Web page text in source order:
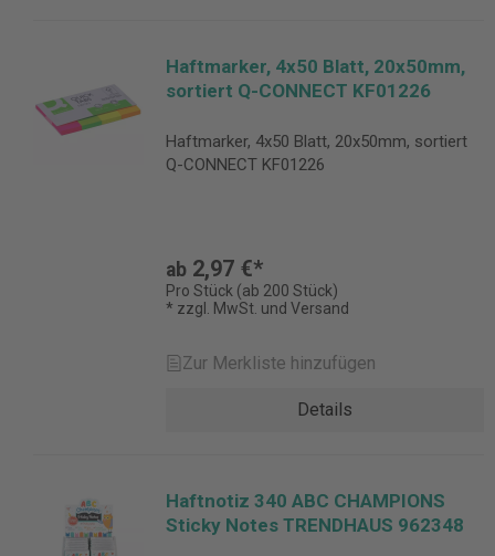
Haftmarker, 4x50 Blatt, 20x50mm,
sortiert Q-CONNECT KF01226
Haftmarker, 4x50 Blatt, 20x50mm, sortiert
Q-CONNECT KF01226
ab 2,97 €*
Pro Stück (ab 200 Stück)
* zzgl. MwSt. und Versand
Zur Merkliste hinzufügen
Details
Haftnotiz 340 ABC CHAMPIONS
Sticky Notes TRENDHAUS 962348